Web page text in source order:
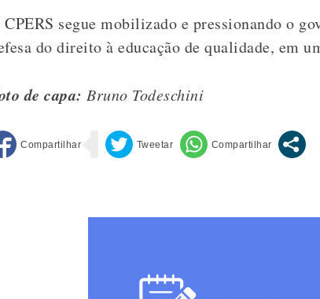
CPERS segue mobilizado e pressionando o
do direito à educação de qualidade, em
de capa: Bruno Todeschini